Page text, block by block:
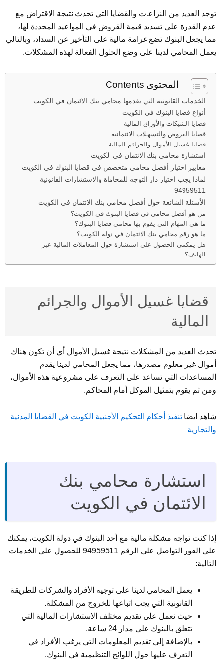
توجد العديد من النزاعات والقضايا التي تحدث نتيجة الاقتراض مع
عدم القدرة على تسديد قيمة القروض في المواعيد المحددة لها،
مما يجعل البنوك تضع غرامة مالية على التأخير عن السداد، وبالتالي
يعمل المحامي لدينا على وضع الحلول الفعالة لهذه المشكلات.
المحتوى Contents
الخدمات القانونية التي يقدمها محامي بنك الائتمان في الكويت
أنواع قضايا البنوك في الكويت
قضايا الشيكات والأوراق المالية
قضايا القروض والتسهيلات الائتمانية
قضايا غسيل الأموال والجرائم المالية
استشارة محامي بنك الائتمان في الكويت
معايير اختيار أفضل محامي متخصص في قضايا البنوك في الكويت
لماذا يجب اختيار دار التوجه للمحاماة والاستشارات القانونية
94959511
الأسئلة الشائعة حول أفضل محامي بنك الائتمان في الكويت
من هو أفضل محامي في قضايا البنوك في الكويت؟
ما هي المهام التي يقوم بها محامي قضايا البنوك؟
ما هو رقم محامي بنك الائتمان في دولة الكويت؟
هل يمكنني الحصول على استشارة حول المعاملات المالية عبر
الهاتف؟
قضايا غسيل الأموال والجرائم
المالية
تحدث العديد من المشكلات نتيجة غسيل الأموال أي أن تكون هناك
أموال غير معلوم مصدرها، مما يجعل المحامي لدينا يقدم
المساعدات التي تساعد على التعرف على مشروعية هذه الأموال،
ومن ثم يقوم بتمثيل الموكل أمام المحاكم.
شاهد ايضا تنفيذ أحكام التحكيم الأجنبية الكويت في القضايا المدنية
والتجارية
استشارة محامي بنك
الائتمان في الكويت
إذا كنت تواجه مشكلة مالية مع أحد البنوك في دولة الكويت، يمكنك
على الفور التواصل على الرقم 94959511 للحصول على الخدمات
التالية:
يعمل المحامي لدينا على توجيه الأفراد والشركات للطريقة
القانونية التي يجب اتباعها للخروج من المشكلة.
حيث نعمل على تقديم مختلف الاستشارات المالية التي
تتعلق بالبنوك على مدار 24 ساعة.
بالإضافة إلى تقديم المعلومات التي يرغب الأفراد في
التعرف عليها حول اللوائح التنظيمية في البنوك.